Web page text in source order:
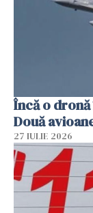
Încă o dronă
Două
27 IULIE 2026